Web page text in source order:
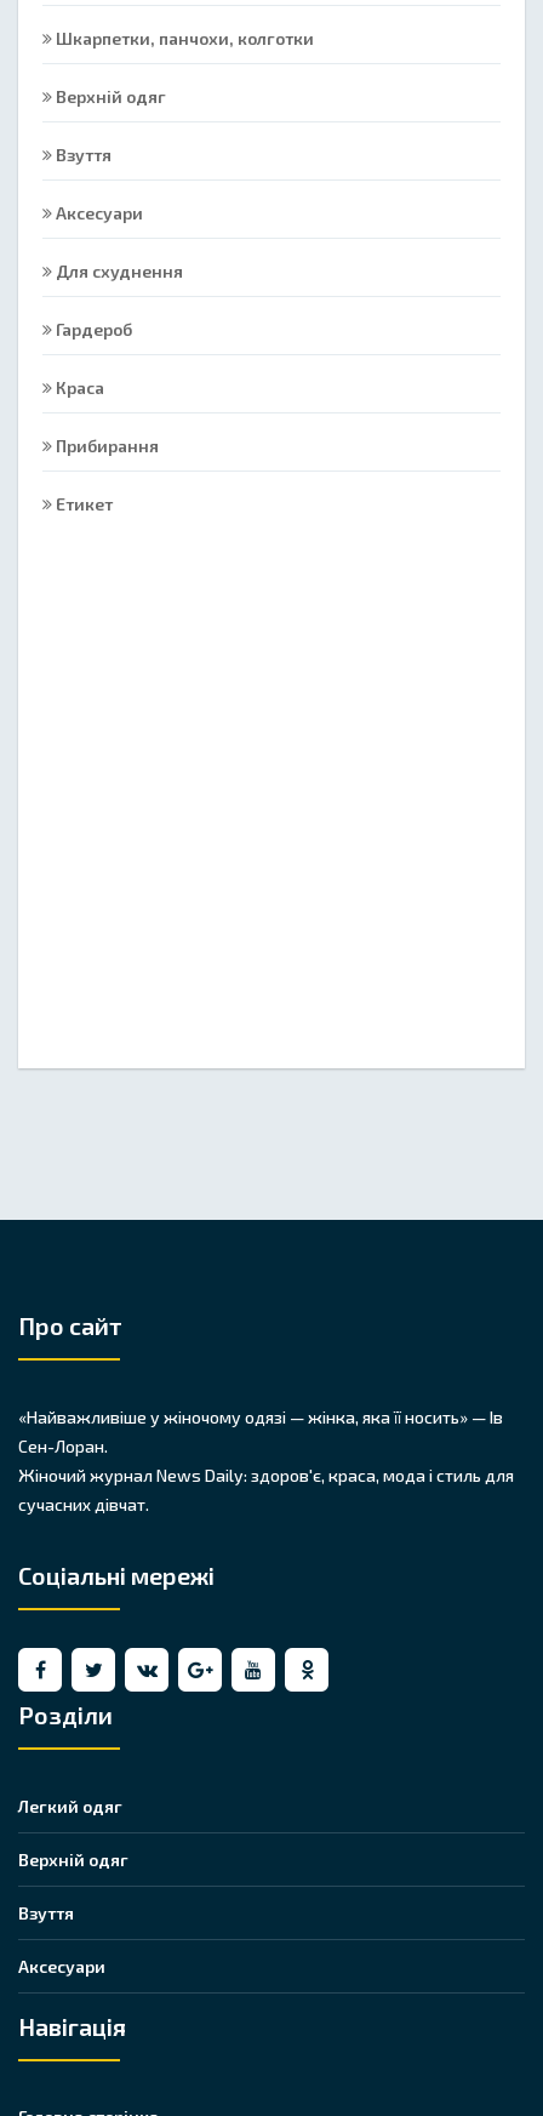
Шкарпетки, панчохи, колготки
Верхній одяг
Взуття
Аксесуари
Для схуднення
Гардероб
Краса
Прибирання
Етикет
Про сайт
«Найважливіше у жіночому одязі — жінка, яка її носить» — Ів
Сен-Лоран.
Жіночий журнал News Daily: здоров'є, краса, мода і стиль для
сучасних дівчат.
Соціальні мережі
Розділи
Легкий одяг
Верхній одяг
Взуття
Аксесуари
Навігація